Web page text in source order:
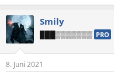
Smily
███▒▒▒▒▒▒▒ PRO
8. Juni 2021